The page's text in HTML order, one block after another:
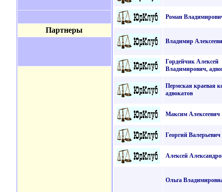
Партнеры
Роман
Владимир
Гордейчик Алексей
Владимирович,
Пермская краевая
адвокатов
Максим Алексеевич
Георгий Валерьевич
Алексей
Ольга